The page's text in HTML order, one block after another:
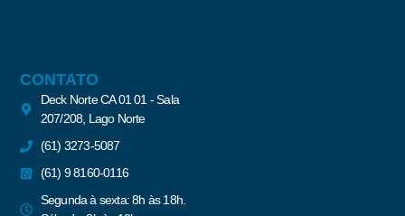
CONTATO
Deck Norte CA 01 01 - Sala
207/208, Lago Norte
(61) 3273-5087
(61) 9 8160-0116
Segunda à sexta: 8h às 18h.